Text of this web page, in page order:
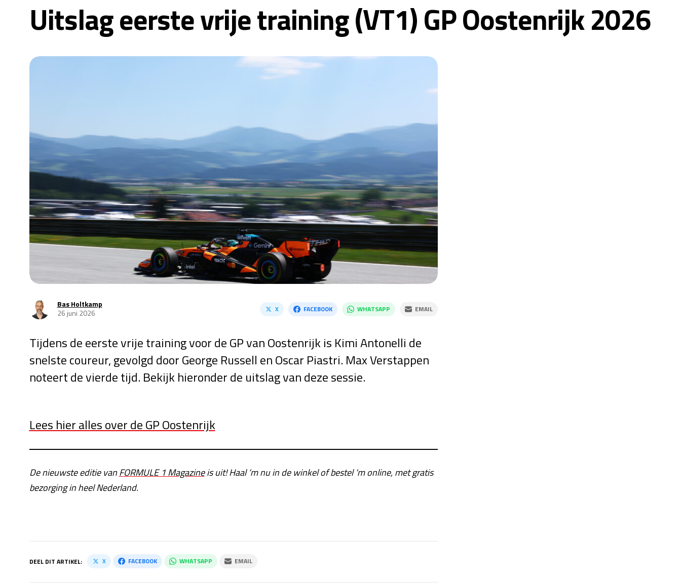
Uitslag eerste vrije training (VT1) GP Oostenrijk 2026
Bas Holtkamp
26 juni 2026
X FACEBOOK WHATSAPP EMAIL
Tijdens de eerste vrije training voor de GP van Oostenrijk is Kimi Antonelli de
snelste coureur, gevolgd door George Russell en Oscar Piastri. Max Verstappen
noteert de vierde tijd. Bekijk hieronder de uitslag van deze sessie.
Lees hier alles over de GP Oostenrijk
De nieuwste editie vanFORMULE 1 Magazineis uit! Haal ‘m nu in de winkel of bestel ‘m online, met gratis
bezorging in heel Nederland.
DEEL DIT ARTIKEL: X FACEBOOK WHATSAPP EMAIL